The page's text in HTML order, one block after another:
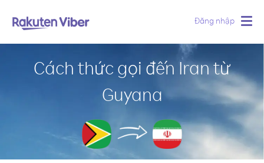
Đăng nhập
Cách thức gọi đến Iran từ
Guyana